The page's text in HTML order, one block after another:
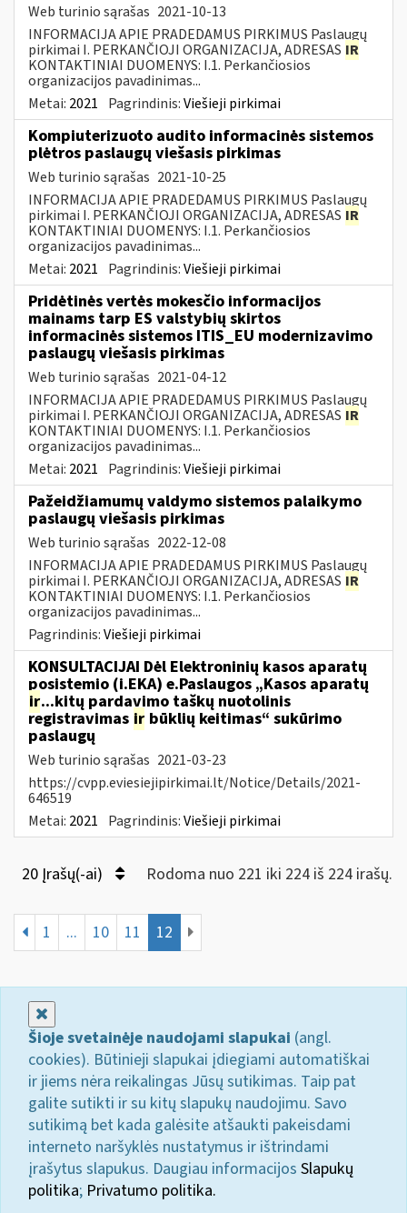
Web turinio sąrašas 2021-10-13
INFORMACIJA APIE PRADEDAMUS PIRKIMUS Paslaugų
pirkimai I. PERKANČIOJI ORGANIZACIJA, ADRESAS IR
KONTAKTINIAI DUOMENYS: I.1. Perkančiosios
organizacijos pavadinimas...
Metai: 2021 Pagrindinis:Viešieji pirkimai
Kompiuterizuoto audito informacinės sistemos
plėtros paslaugų viešasis pirkimas
Web turinio sąrašas 2021-10-25
INFORMACIJA APIE PRADEDAMUS PIRKIMUS Paslaugų
pirkimai I. PERKANČIOJI ORGANIZACIJA, ADRESAS IR
KONTAKTINIAI DUOMENYS: I.1. Perkančiosios
organizacijos pavadinimas...
Metai: 2021 Pagrindinis:Viešieji pirkimai
Pridėtinės vertės mokesčio informacijos
mainams tarp ES valstybių skirtos
informacinės sistemos ITIS_EU modernizavimo
paslaugų viešasis pirkimas
Web turinio sąrašas 2021-04-12
INFORMACIJA APIE PRADEDAMUS PIRKIMUS Paslaugų
pirkimai I. PERKANČIOJI ORGANIZACIJA, ADRESAS IR
KONTAKTINIAI DUOMENYS: I.1. Perkančiosios
organizacijos pavadinimas...
Metai: 2021 Pagrindinis:Viešieji pirkimai
Pažeidžiamumų valdymo sistemos palaikymo
paslaugų viešasis pirkimas
Web turinio sąrašas 2022-12-08
INFORMACIJA APIE PRADEDAMUS PIRKIMUS Paslaugų
pirkimai I. PERKANČIOJI ORGANIZACIJA, ADRESAS IR
KONTAKTINIAI DUOMENYS: I.1. Perkančiosios
organizacijos pavadinimas...
Pagrindinis:Viešieji pirkimai
KONSULTACIJAI Dėl Elektroninių kasos aparatų
posistemio (i.EKA) e.Paslaugos „Kasos aparatų
ir...kitų pardavimo taškų nuotolinis
registravimas ir būklių keitimas“ sukūrimo
paslaugų
Web turinio sąrašas 2021-03-23
https://cvpp.eviesiejipirkimai.lt/Notice/Details/2021-
646519
Metai: 2021 Pagrindinis:Viešieji pirkimai
20 Įrašų(-ai) Rodoma nuo 221 iki 224 iš 224 irašų.
1 ... 10 11 12
Šioje svetainėje naudojami slapukai (angl.
cookies). Būtinieji slapukai įdiegiami automatiškai
ir jiems nėra reikalingas Jūsų sutikimas. Taip pat
galite sutikti ir su kitų slapukų naudojimu. Savo
sutikimą bet kada galėsite atšaukti pakeisdami
interneto naršyklės nustatymus ir ištrindami
įrašytus slapukus. Daugiau informacijos Slapukų
politika; Privatumo politika.